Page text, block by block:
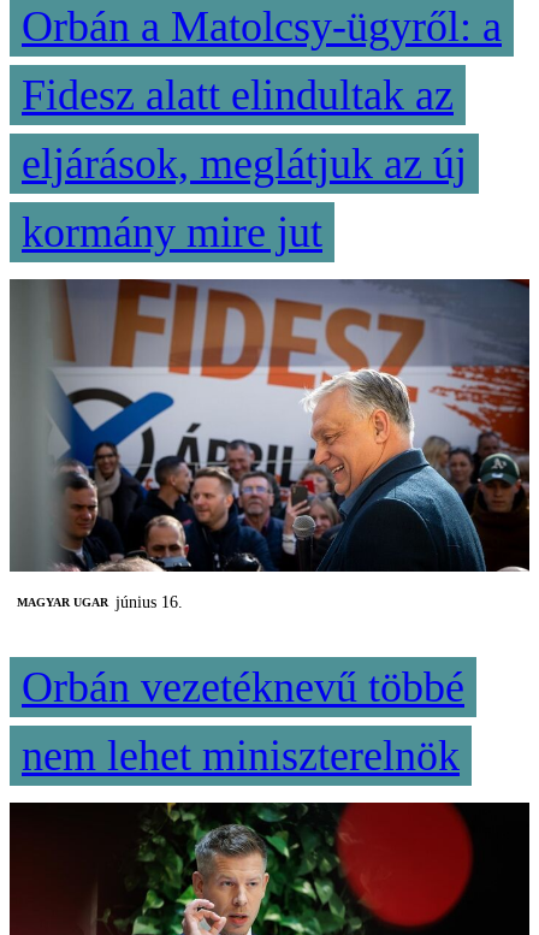
Orbán a Matolcsy-ügyről: a
Fidesz alatt elindultak az
eljárások, meglátjuk az új
kormány mire jut
MAGYAR UGAR június 16.
Orbán vezetéknevű többé
nem lehet miniszterelnök